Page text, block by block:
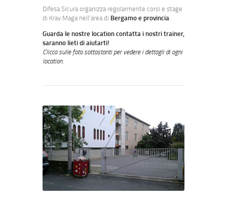
Difesa Sicura organizza regolarmente corsi e stage
di Krav Maga nell’area di Bergamo e provincia.
Guarda le nostre location contatta i nostri trainer,
saranno lieti di aiutarti!
Clicca sulle foto sottostanti per vedere i dettagli di ogni
location.